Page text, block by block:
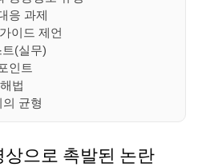
응 과제
이드 제언
(실무)
인트
법
균형
으로 촉발된 논란